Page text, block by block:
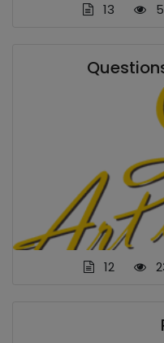
13
12